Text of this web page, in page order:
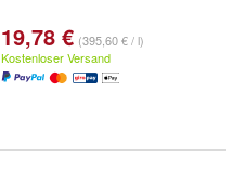
19,78 € (395,60 € / l)
Kostenloser Versand